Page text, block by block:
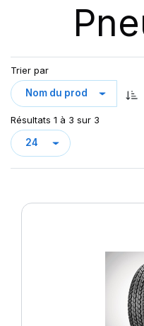
Trier par
Résultats 1 à 3 sur 3